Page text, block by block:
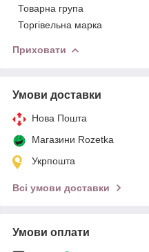
Товарна група
Торгівельна марка
Приховати
Умови доставки
Нова Пошта
Магазини Rozetka
Укрпошта
Всі умови доставки
Умови оплати